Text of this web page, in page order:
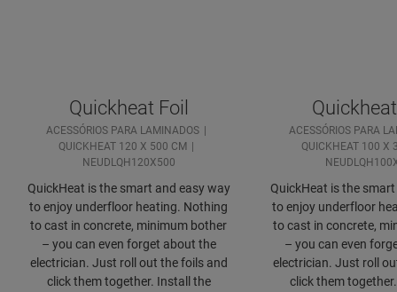
Quickheat Foil
ACESSÓRIOS PARA LAMINADOS
QUICKHEAT 120 X 500 CM
NEUDLQH120X500
QuickHeat is the smart and easy way
to enjoy underfloor heating. Nothing
to cast in concrete, minimum bother
– you can even forget about the
electrician. Just roll out the foils and
click them together. Install the
ACESSÓRIOS PARA
QUICKHEAT 100 X
QuickHeat is the
to enjoy underfloor
to cast in concrete,
– you can even
electrician. Just roll
click them